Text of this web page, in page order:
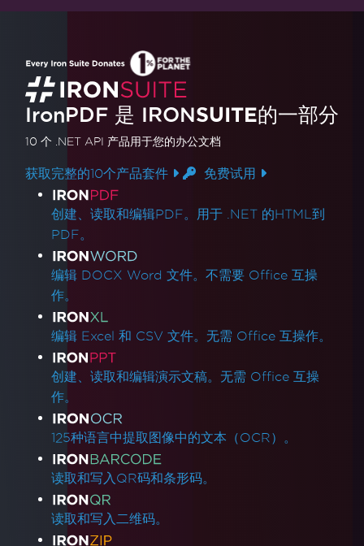
IronPDF 是 IRONSUITE的一部分
10 个 .NET API 产品 用于您的办公文档
获取完整的10个产品套件 免费试用
产品链接
创建、读取和编辑PDF。用于 .NET 的HTML到
PDF。
编辑 DOCX Word 文件。不需要 Office 互操
作。
编辑 Excel 和 CSV 文件。无需 Office 互操作。
创建、读取和编辑演示文稿。无需 Office 互操
作。
125种语言中提取图像中的文本（OCR）。
读取和写入QR码和条形码。
读取和写入二维码。